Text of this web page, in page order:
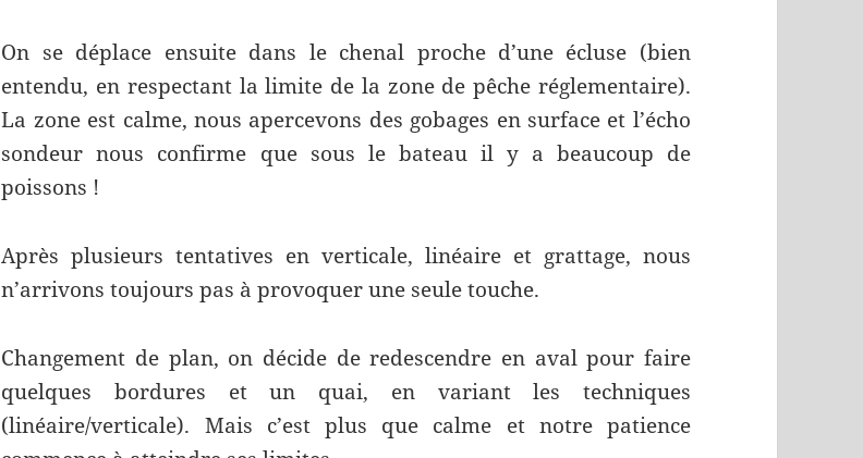
On se déplace ensuite dans le chenal proche d’une écluse (bien
entendu, en respectant la limite de la zone de pêche réglementaire).
La zone est calme, nous apercevons des gobages en surface et l’écho
sondeur nous confirme que sous le bateau il y a beaucoup de
poissons !
Après plusieurs tentatives en verticale, linéaire et grattage, nous
n’arrivons toujours pas à provoquer une seule touche.
Changement de plan, on décide de redescendre en aval pour faire
quelques bordures et un quai, en variant les techniques
(linéaire/verticale). Mais c’est plus que calme et notre patience